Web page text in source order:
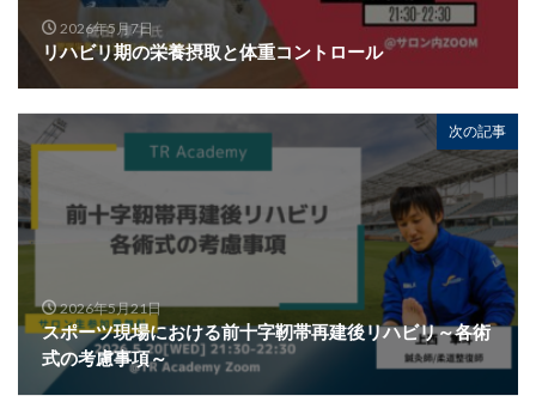
2026年5月7日
リハビリ期の栄養摂取と体重コントロール
次の記事
2026年5月21日
スポーツ現場における前十字靭帯再建後リハビリ～各術
式の考慮事項～